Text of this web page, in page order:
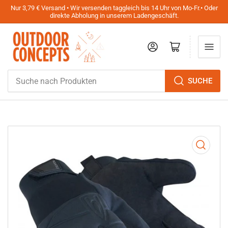
Nur 3,79 € Versand • Wir versenden taggleich bis 14 Uhr von Mo-Fr.• Oder
direkte Abholung in unserem Ladengeschäft.
nach
Produkten
SUCHE
AnmeldenMini-Warenkorb öffnen